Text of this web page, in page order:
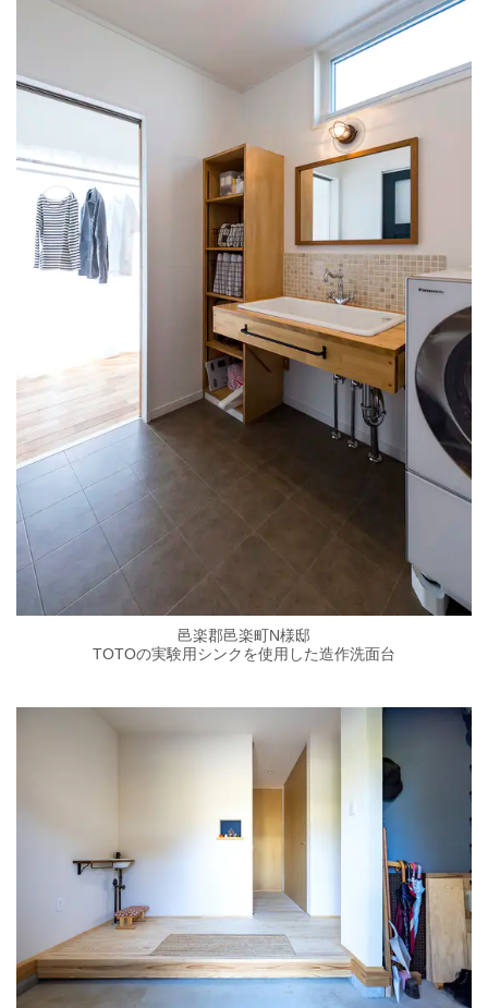
邑楽郡邑楽町N様邸
TOTOの実験用シンクを使用した造作洗面台